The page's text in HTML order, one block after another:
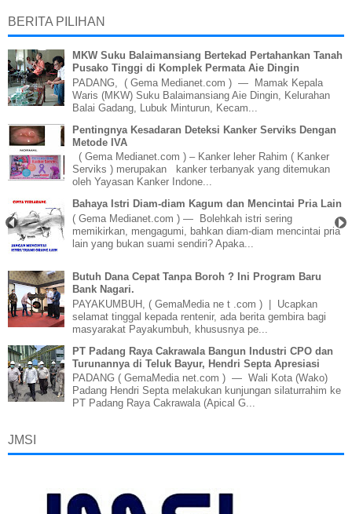
BERITA PILIHAN
MKW Suku Balaimansiang Bertekad Pertahankan Tanah
Pusako Tinggi di Komplek Permata Aie Dingin
PADANG, ( Gema Medianet.com ) — Mamak Kepala
Waris (MKW) Suku Balaimansiang Aie Dingin, Kelurahan
Balai Gadang, Lubuk Minturun, Kecam...
Pentingnya Kesadaran Deteksi Kanker Serviks Dengan
Metode IVA
( Gema Medianet.com ) – Kanker leher Rahim ( Kanker
Serviks ) merupakan kanker terbanyak yang ditemukan
oleh Yayasan Kanker Indone...
Bahaya Istri Diam-diam Kagum dan Mencintai Pria Lain
( Gema Medianet.com ) — Bolehkah istri sering
memikirkan, mengagumi, bahkan diam-diam mencintai pria
lain yang bukan suami sendiri? Apaka...
Butuh Dana Cepat Tanpa Boroh ? Ini Program Baru
Bank Nagari.
PAYAKUMBUH, ( GemaMedia ne t .com ) | Ucapkan
selamat tinggal kepada rentenir, ada berita gembira bagi
masyarakat Payakumbuh, khususnya pe...
PT Padang Raya Cakrawala Bangun Industri CPO dan
Turunannya di Teluk Bayur, Hendri Septa Apresiasi
PADANG ( GemaMedia net.com ) — Wali Kota (Wako)
Padang Hendri Septa melakukan kunjungan silaturrahim ke
PT Padang Raya Cakrawala (Apical G...
JMSI